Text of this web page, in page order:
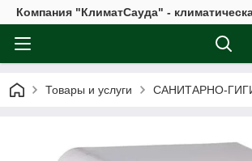
Компания "КлиматСауда" -
Товары и услуги САНИТАРНО-